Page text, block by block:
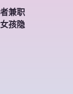
兼职
孩隐